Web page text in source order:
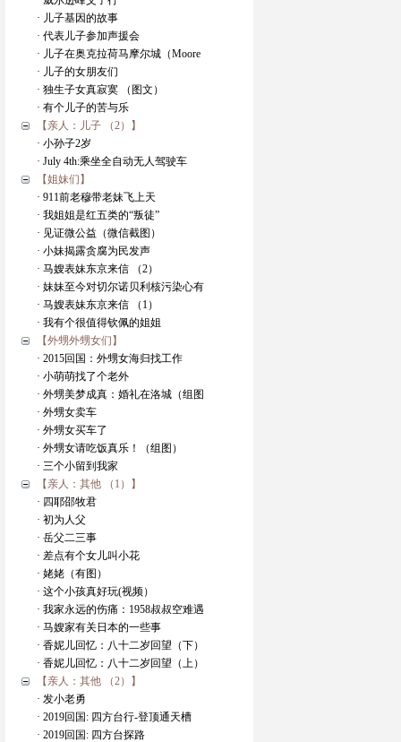
· 儿子基因的故事
· 代表儿子参加声援会
· 儿子在奥克拉荷马摩尔城（Moore
· 儿子的女朋友们
· 独生子女真寂寞 （图文）
· 有个儿子的苦与乐
【亲人：儿子 （2）】
· 小孙子2岁
· July 4th:乘坐全自动无人驾驶车
【姐妹们】
· 911前老穆带老妹飞上天
· 我姐姐是红五类的“叛徒”
· 见证微公益（微信截图）
· 小妹揭露贪腐为民发声
· 马嫂表妹东京来信 （2）
· 妹妹至今对切尔诺贝利核污染心有
· 马嫂表妹东京来信 （1）
· 我有个很值得钦佩的姐姐
【外甥外甥女们】
· 2015回国：外甥女海归找工作
· 小萌萌找了个老外
· 外甥美梦成真：婚礼在洛城（组图
· 外甥女卖车
· 外甥女买车了
· 外甥女请吃饭真乐！（组图）
· 三个小留到我家
【亲人：其他 （1）】
· 四耶邵牧君
· 初为人父
· 岳父二三事
· 差点有个女儿叫小花
· 姥姥（有图）
· 这个小孩真好玩(视频）
· 我家永远的伤痛：1958叔叔空难遇
· 马嫂家有关日本的一些事
· 香妮儿回忆：八十二岁回望（下）
· 香妮儿回忆：八十二岁回望（上）
【亲人：其他 （2）】
· 发小老勇
· 2019回国: 四方台行-登顶通天槽
· 2019回国: 四方台探路